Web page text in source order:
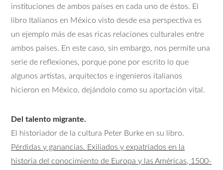
instituciones de ambos países en cada uno de éstos. El
libro Italianos en México visto desde esa perspectiva es
un ejemplo más de esas ricas relaciones culturales entre
ambos países. En este caso, sin embargo, nos permite una
serie de reflexiones, porque pone por escrito lo que
algunos artistas, arquitectos e ingenieros italianos
hicieron en México, dejándolo como su aportación vital.
Del talento migrante.
El historiador de la cultura Peter Burke en su libro.
Pérdidas y ganancias. Exiliados y expatriados en la
historia del conocimiento de Europa y las Américas, 1500-